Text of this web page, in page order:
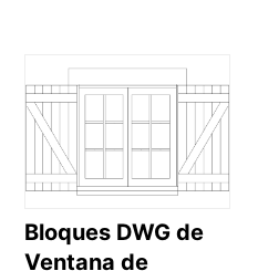
Bloques DWG de
Ventana de